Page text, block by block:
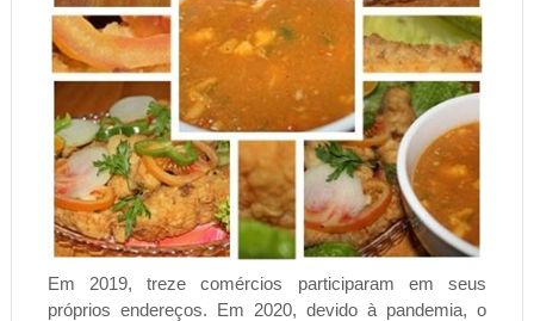
Em 2019, treze comércios participaram em seus
próprios endereços. Em 2020, devido à pandemia, o